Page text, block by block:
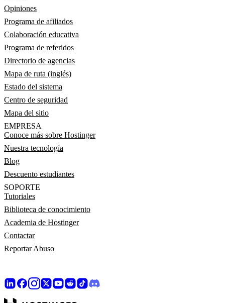
Opiniones
Programa de afiliados
Colaboración educativa
Programa de referidos
Directorio de agencias
Mapa de ruta (inglés)
Estado del sistema
Centro de seguridad
Mapa del sitio
EMPRESA
Conoce más sobre Hostinger
Nuestra tecnología
Blog
Descuento estudiantes
SOPORTE
Tutoriales
Biblioteca de conocimiento
Academia de Hostinger
Contactar
Reportar Abuso